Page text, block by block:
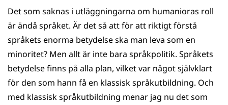
Det som saknas i utläggningarna om humanioras roll
är ändå språket. Är det så att för att riktigt förstå
språkets enorma betydelse ska man leva som en
minoritet? Men allt är inte bara språkpolitik. Språkets
betydelse finns på alla plan, vilket var något självklart
för den som hann få en klassisk språkutbildning. Och
med klassisk språkutbildning menar jag nu det som